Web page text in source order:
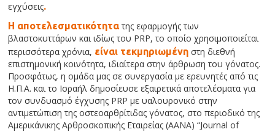
εγχύσεις.
Η αποτελεσματικότητατης εφαρμογής των
βλαστοκυττάρων και ιδίως του PRP, το οποίο χρησιμοποιείται
περισσότερα χρόνια, είναι τεκμηριωμένη στη διεθνή
επιστημονική κοινότητα, ιδιαίτερα στην άρθρωση του γόνατος.
Προσφάτως, η ομάδα μας σε συνεργασία με ερευνητές από τις
Η.Π.Α. και το Ισραήλ δημοσίευσε εξαιρετικά αποτελέσματα για
τον συνδυασμό έγχυσης PRP με υαλουρονικό στην
αντιμετώπιση της οστεοαρθρίτιδας γόνατος, στο περιοδικό της
Αμερικάνικης Αρθροσκοπικής Εταιρείας (AANA) “Journal of